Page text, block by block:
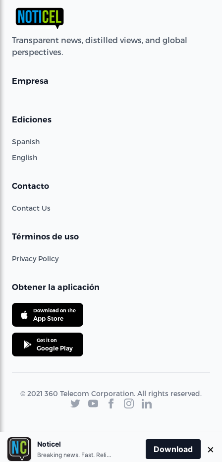
Transparent news, distilled views, and global
perspectives.
Empresa
Ediciones
Spanish
English
Contacto
Contact Us
Términos de uso
Privacy Policy
Obtener la aplicación
Download on the
App Store
Get it on
Google Play
© 2021 360 Telecom Corporation. All rights reserved.
Noticel
Breaking news. Fast. Reliable.
Download ×